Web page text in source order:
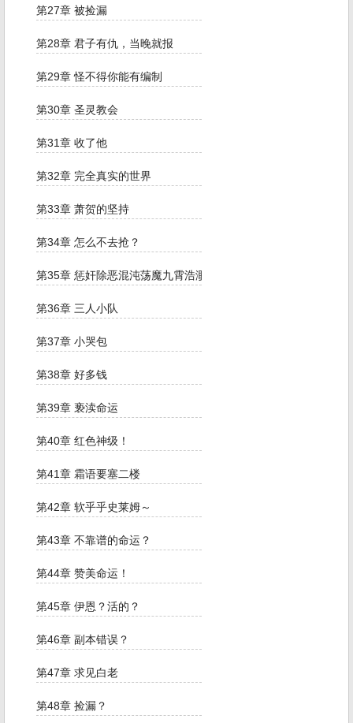
第27章 被捡漏
第28章 君子有仇，当晚就报
第29章 怪不得你能有编制
第30章 圣灵教会
第31章 收了他
第32章 完全真实的世界
第33章 萧贺的坚持
第34章 怎么不去抢？
第35章 惩奸除恶混沌荡魔九霄浩渺苍穹霸天小队
第36章 三人小队
第37章 小哭包
第38章 好多钱
第39章 亵渎命运
第40章 红色神级！
第41章 霜语要塞二楼
第42章 软乎乎史莱姆～
第43章 不靠谱的命运？
第44章 赞美命运！
第45章 伊恩？活的？
第46章 副本错误？
第47章 求见白老
第48章 捡漏？